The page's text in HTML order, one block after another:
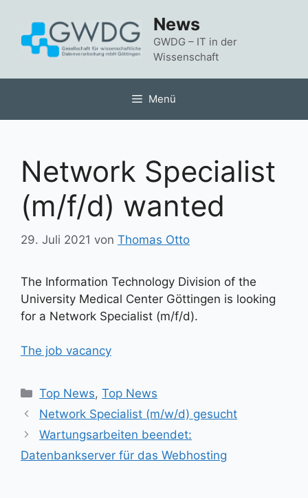
springen
News
GWDG – IT in der
Wissenschaft
Menü
Network Specialist
(m/f/d) wanted
29. Juli 2021 von Thomas Otto
The Information Technology Division of the
University Medical Center Göttingen is looking
for a Network Specialist (m/f/d).
The job vacancy
Kategorien
Top News,Top News
Network Specialist (m/w/d) gesucht
Wartungsarbeiten beendet:
Datenbankserver für das Webhosting